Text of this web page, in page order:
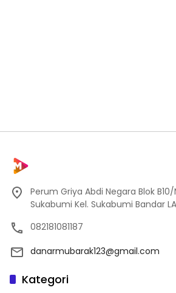
Perum Griya Abdi Negara Blok B10/
Sukabumi Kel. Sukabumi Bandar
082181081187
danarmubarak123@gmail.com
Kategori